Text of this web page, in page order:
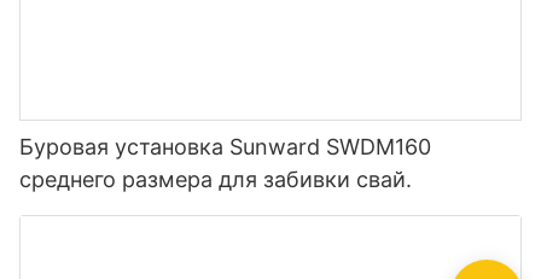
Буровая установка Sunward SWDM160
среднего размера для забивки свай.